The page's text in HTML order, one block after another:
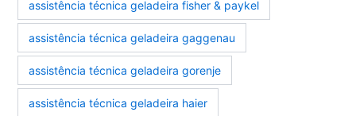
assistência técnica geladeira fisher & paykel
assistência técnica geladeira gaggenau
assistência técnica geladeira gorenje
assistência técnica geladeira haier